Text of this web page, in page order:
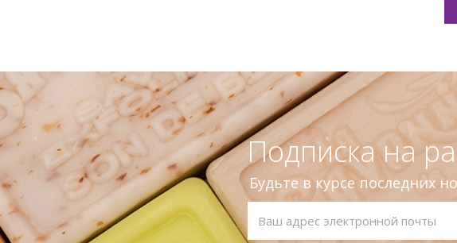
Подписка на
Будьте в курсе последних